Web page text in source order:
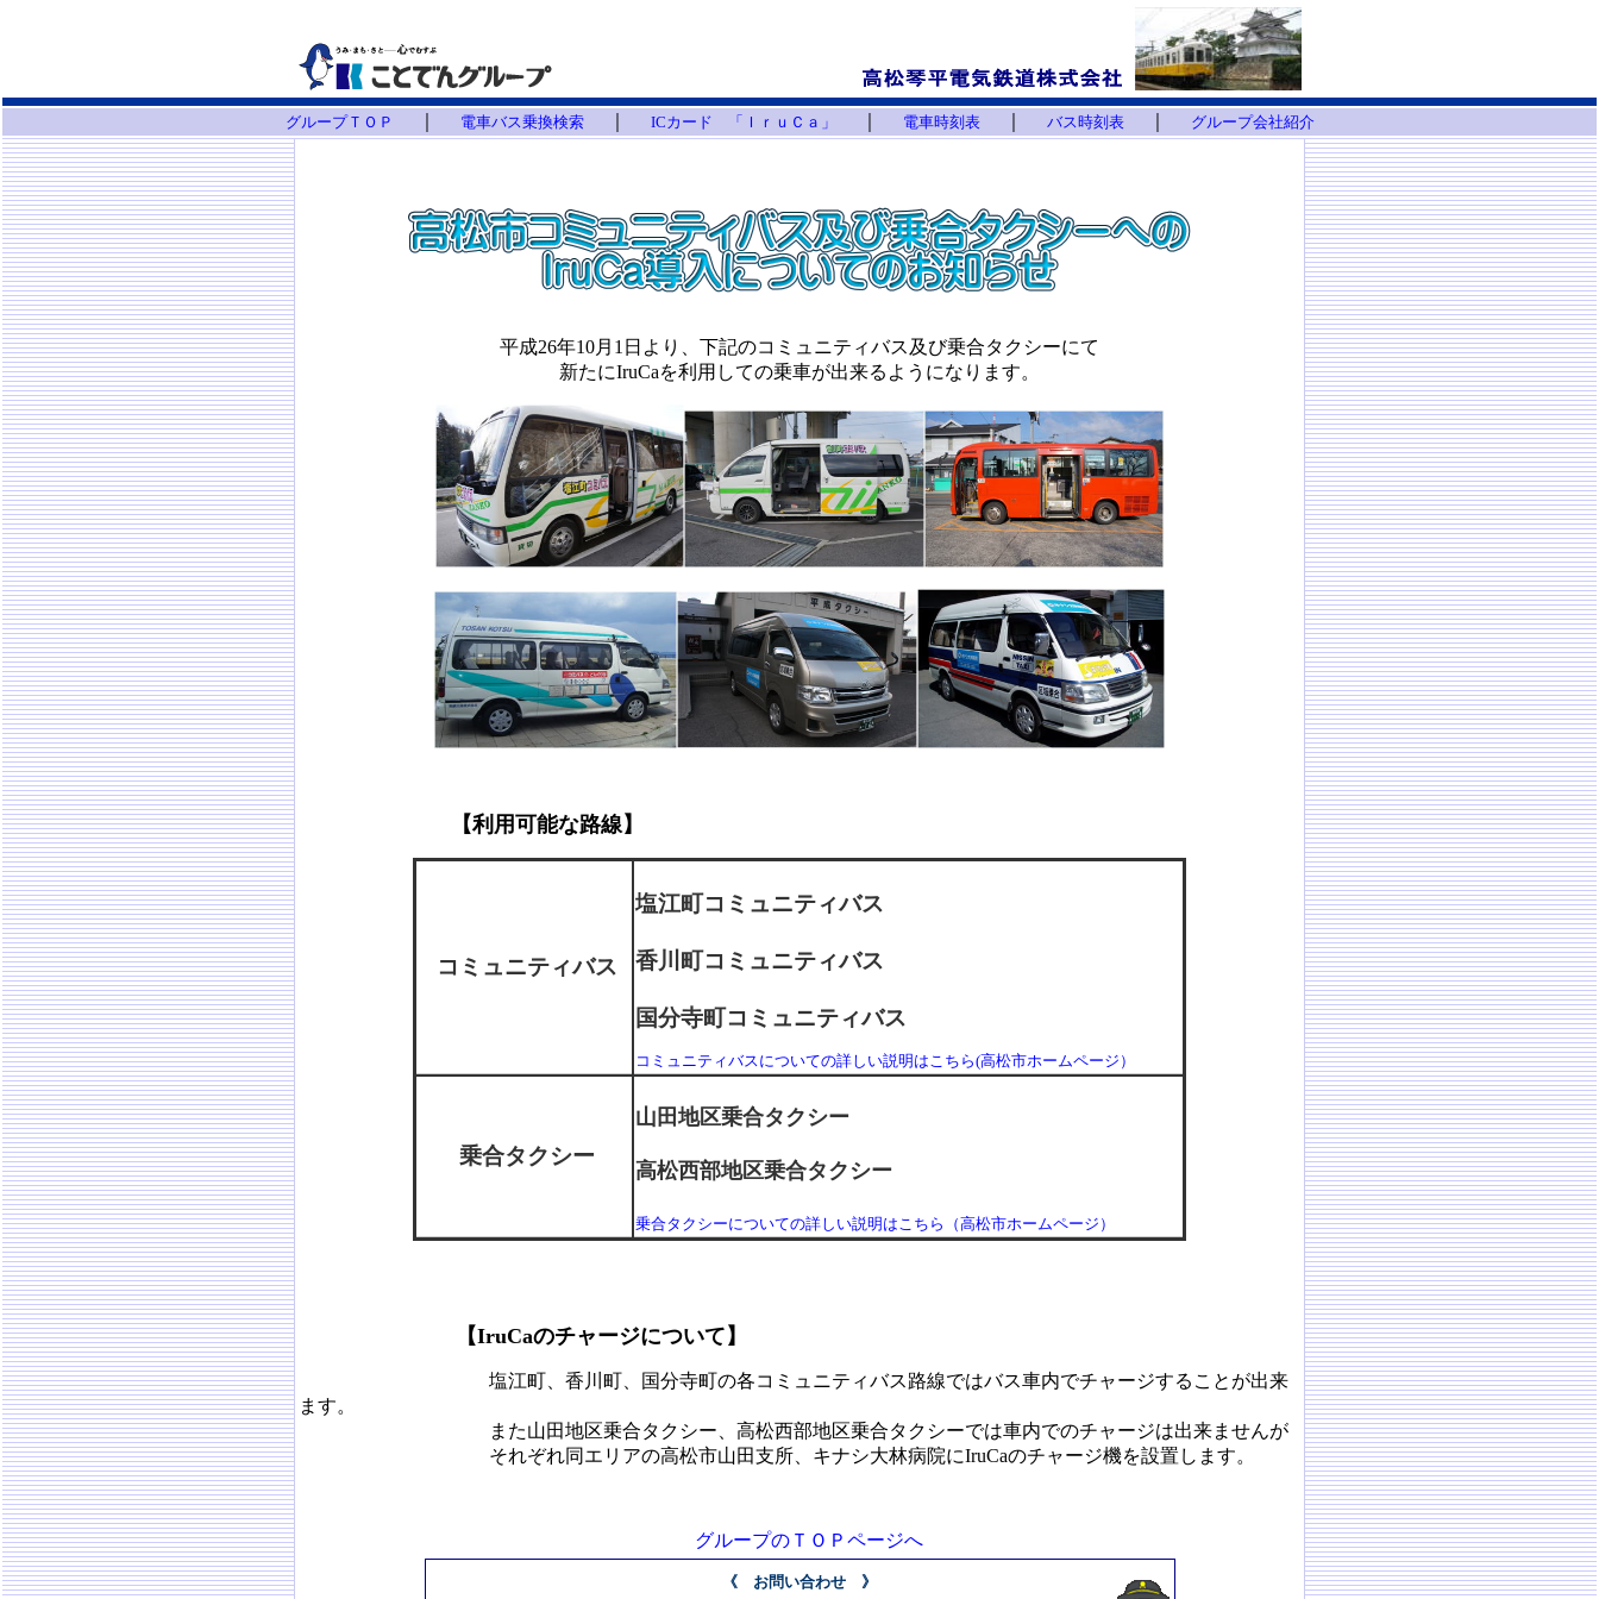
グループＴＯＰ 電車バス乗換検索 ICカード 「ＩｒｕＣａ」 電車時刻表 バス時刻表 グループ会社紹介
平成26年10月1日より、下記のコミュニティバス及び乗合タクシーにて
新たにIruCaを利用しての乗車が出来るようになります。
【利用可能な路線】
コミュニティバス
塩江町コミュニティバス
香川町コミュニティバス
国分寺町コミュニティバス
コミュニティバスについての詳しい説明はこちら(高松市ホームページ）
乗合タクシー
山田地区乗合タクシー
高松西部地区乗合タクシー
乗合タクシーについての詳しい説明はこちら（高松市ホームページ）
【IruCaのチャージについて】
塩江町、香川町、国分寺町の各コミュニティバス路線ではバス車内でチャージすることが出来
ます。
また山田地区乗合タクシー、高松西部地区乗合タクシーでは車内でのチャージは出来ませんが
それぞれ同エリアの高松市山田支所、キナシ大林病院にIruCaのチャージ機を設置します。
グループのＴＯＰページへ
《 お問い合わせ 》